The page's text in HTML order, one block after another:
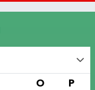
O P